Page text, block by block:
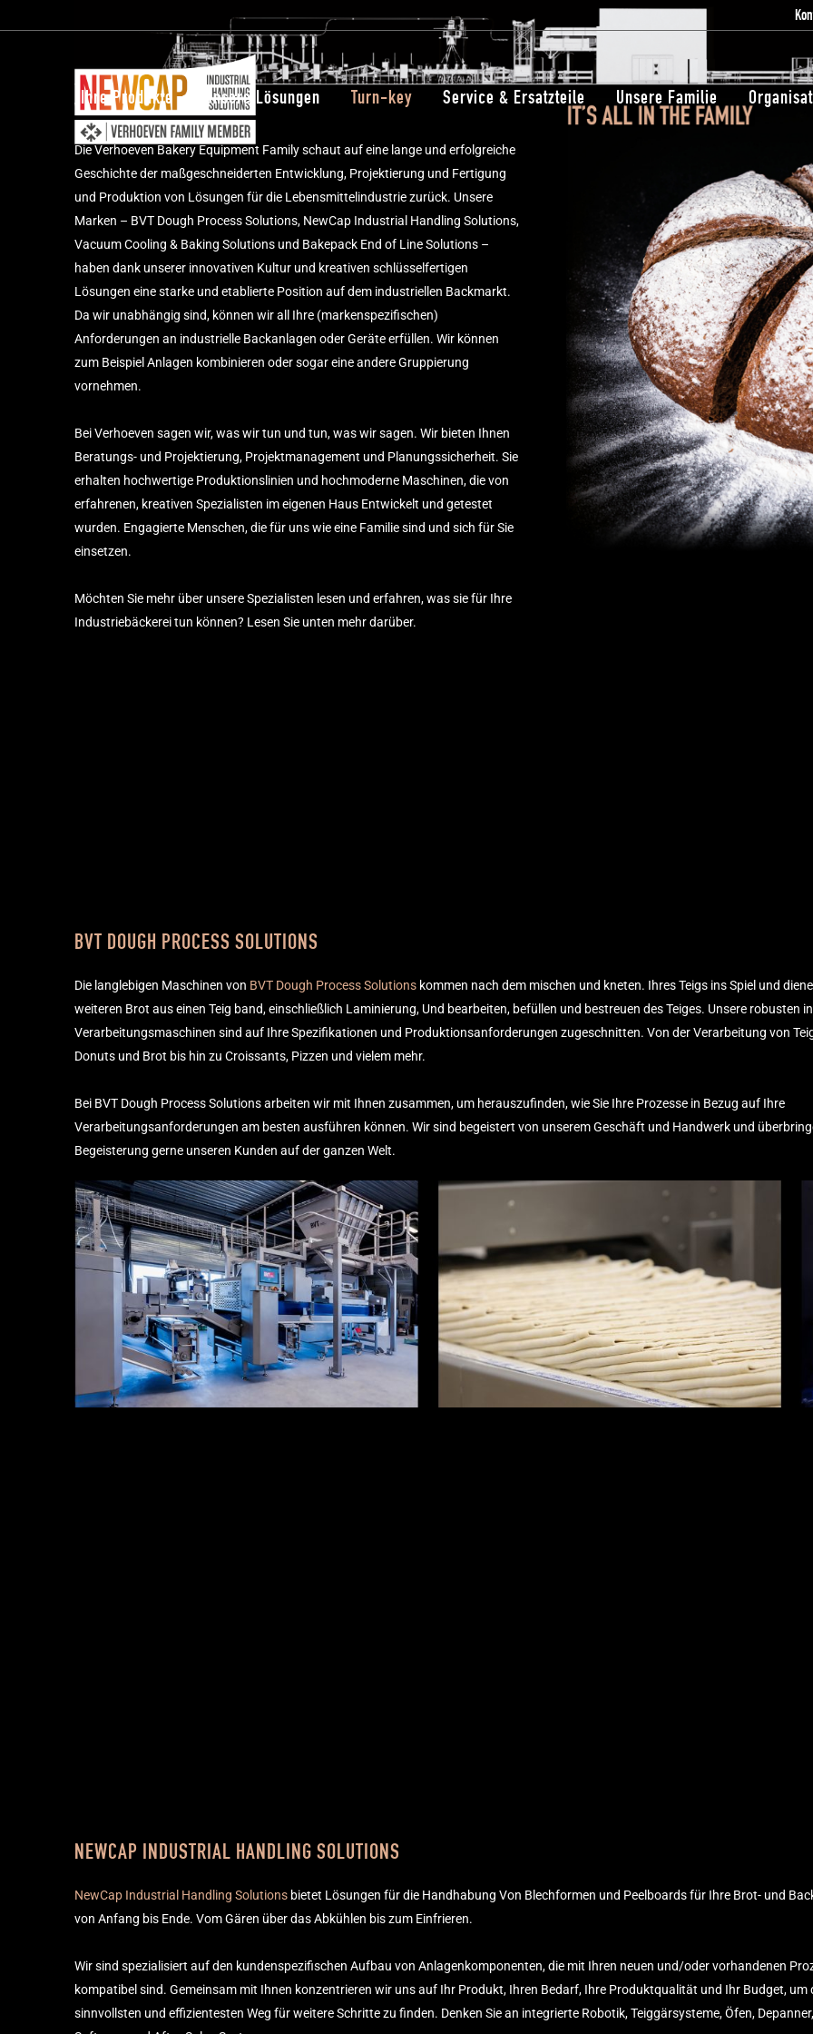
Ihre Produkte Unsere Lösungen Turn-key Service & Ersatzteile Unsere Familie
we make to bake
Die Verhoeven Bakery Equipment Family schaut auf eine lange und erfolgreiche
Geschichte der maßgeschneiderten Entwicklung, Projektierung und Fertigung
und Produktion von Lösungen für die Lebensmittelindustrie zurück. Unsere
Marken – BVT Dough Process Solutions, NewCap Industrial Handling Solutions,
Vacuum Cooling & Baking Solutions und Bakepack End of Line Solutions –
haben dank unserer innovativen Kultur und kreativen schlüsselfertigen
Lösungen eine starke und etablierte Position auf dem industriellen Backmarkt.
Da wir unabhängig sind, können wir all Ihre (markenspezifischen)
Anforderungen an industrielle Backanlagen oder Geräte erfüllen. Wir können
zum Beispiel Anlagen kombinieren oder sogar eine andere Gruppierung
vornehmen.
Bei Verhoeven sagen wir, was wir tun und tun, was wir sagen. Wir bieten Ihnen
Beratungs- und Projektierung, Projektmanagement und Planungssicherheit. Sie
erhalten hochwertige Produktionslinien und hochmoderne Maschinen, die von
erfahrenen, kreativen Spezialisten im eigenen Haus Entwickelt und getestet
wurden. Engagierte Menschen, die für uns wie eine Familie sind und sich für Sie
einsetzen.
Möchten Sie mehr über unsere Spezialisten lesen und erfahren, was sie für Ihre
Industriebäckerei tun können? Lesen Sie unten mehr darüber.
BVT DOUGH PROCESS SOLUTIONS​
Die langlebigen Maschinen von BVT Dough Process Solutions kommen nach dem mischen und kneten. Ihres Teigs ins Spiel und
weiteren Brot aus einen Teig band, einschließlich Laminierung, Und bearbeiten, befüllen und bestreuen des Teiges. Unsere robusten
Verarbeitungsmaschinen sind auf Ihre Spezifikationen und Produktionsanforderungen zugeschnitten. Von der Verarbeitung von
Donuts und Brot bis hin zu Croissants, Pizzen und vielem mehr.
Bei BVT Dough Process Solutions arbeiten wir mit Ihnen zusammen, um herauszufinden, wie Sie Ihre Prozesse in Bezug auf Ihre
Verarbeitungsanforderungen am besten ausführen können. Wir sind begeistert von unserem Geschäft und Handwerk und
Begeisterung gerne unseren Kunden auf der ganzen Welt.
NEWCAP INDUSTRIAL HANDLING SOLUTIONS
NewCap Industrial Handling Solutions bietet Lösungen für die Handhabung Von Blechformen und Peelboards für Ihre Brot- und
von Anfang bis Ende. Vom Gären über das Abkühlen bis zum Einfrieren.
Wir sind spezialisiert auf den kundenspezifischen Aufbau von Anlagenkomponenten, die mit Ihren neuen und/oder vorhandenen
kompatibel sind. Gemeinsam mit Ihnen konzentrieren wir uns auf Ihr Produkt, Ihren Bedarf, Ihre Produktqualität und Ihr Budget, um
sinnvollsten und effizientesten Weg für weitere Schritte zu finden. Denken Sie an integrierte Robotik, Teiggärsysteme, Öfen,